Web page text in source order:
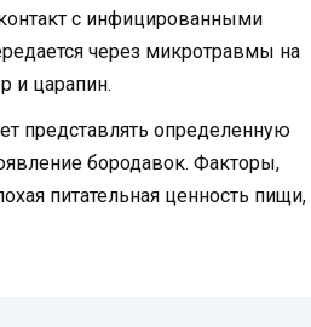
с инфицированными
через микротравмы на
и царапин.
представлять определенную
бородавок. Факторы,
питательная ценность пищи,